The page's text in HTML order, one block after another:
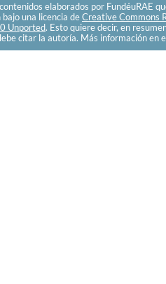
elaborados por FundéuRAE
una licencia de Creative Commons
Unported. Esto quiere decir, en
citar la autoría. Más información en